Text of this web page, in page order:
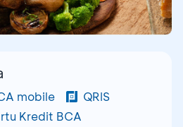
mobile
QRIS
Kredit BCA